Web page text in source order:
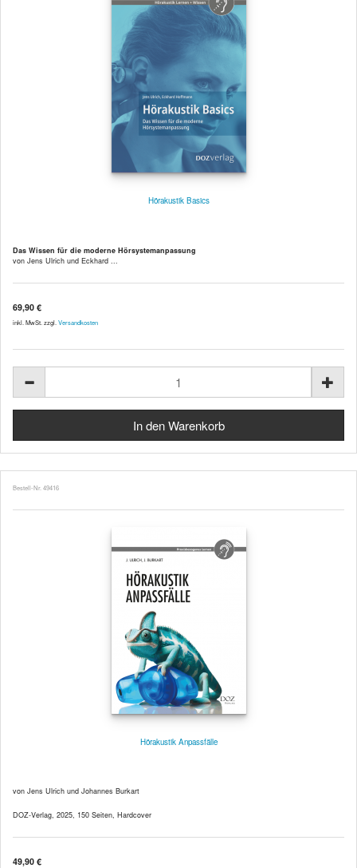
Hörakustik Basics
Das Wissen für die moderne Hörsystemanpassung
von Jens Ulrich und Eckhard ...
69,90 €
inkl. MwSt. zzgl. Versandkosten
Bestell-Nr. 49416
Hörakustik Anpassfälle
von Jens Ulrich und Johannes Burkart
DOZ-Verlag, 2025, 150 Seiten, Hardcover
49,90 €